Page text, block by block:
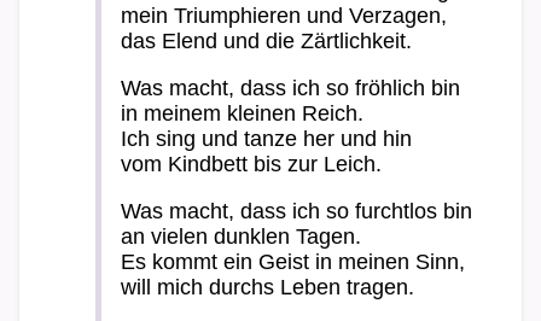
mein Triumphieren und Verzagen,
das Elend und die Zärtlichkeit.
Was macht, dass ich so fröhlich bin
in meinem kleinen Reich.
Ich sing und tanze her und hin
vom Kindbett bis zur Leich.
Was macht, dass ich so furchtlos bin
an vielen dunklen Tagen.
Es kommt ein Geist in meinen Sinn,
will mich durchs Leben tragen.